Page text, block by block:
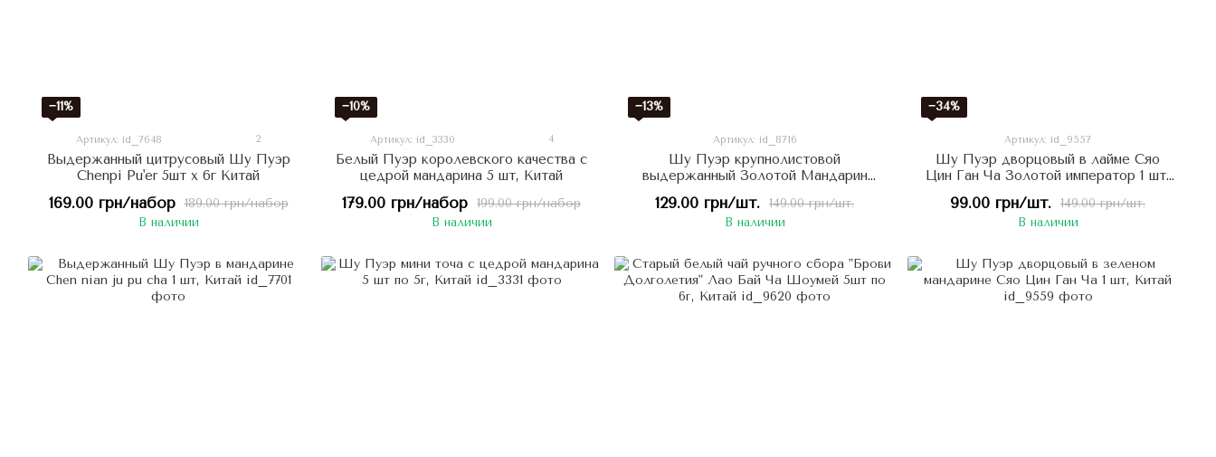
−11%
Артикул: id_7648 2
Выдержанный цитрусовый Шу Пуэр
Chenpi Pu'er 5шт х 6г Китай
189.00 грн/набор
169.00 грн/набор
В наличии
−10%
Артикул: id_3330 4
Белый Пуэр королевского качества с
цедрой мандарина 5 шт, Китай
199.00 грн/набор
179.00 грн/набор
В наличии
−13%
Артикул: id_8716
Шу Пуэр крупнолистовой
выдержанный Золотой Мандарин
149.00 грн/шт.
129.00 грн/шт.
В наличии
−34%
Артикул: id_9557
Шу Пуэр дворцовый в лайме Сяо
Цин Ган Ча Золотой император 1 шт,
149.00 грн/шт.
99.00 грн/шт.
В наличии